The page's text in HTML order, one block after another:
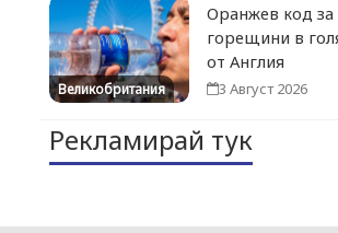
Великобритания
Оранжев код за
горещини в
от Англия
3 Август 2026
Рекламирай тук